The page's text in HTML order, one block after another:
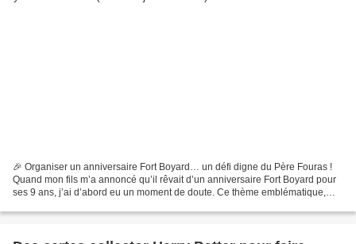
🎉 Organiser un anniversaire Fort Boyard… un défi digne du Père Fouras !
Quand mon fils m’a annoncé qu’il rêvait d’un anniversaire Fort Boyard pour
ses 9 ans, j’ai d’abord eu un moment de doute. Ce thème emblématique,